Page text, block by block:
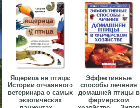
Ящерица не птица:
Истории отчаянного
ветеринара о самых
экзотических
Эффективные
способы лечения
домашней птицы в
фермерском
▼
▼